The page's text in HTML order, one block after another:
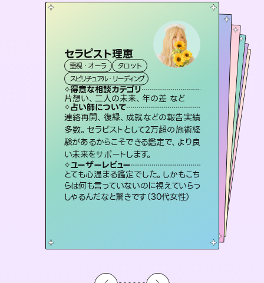
セラピスト理恵
霊視・オーラ
タロット
スピリチュアル・リーディング
得意な相談カテゴリ
片想い、二人の未来、年の差 など
占い師について
連絡再開、復縁、成就などの報告実績
多数。セラピストとして2万超の施術経
験があるからこそできる鑑定で、より良
い未来をサポートします。
ユーザーレビュー
とても心温まる鑑定でした。しかもこち
らは何も言っていないのに視えていらっ
しゃるんだなと驚きです（30代女性）
未来視師＊花
霊視・オーラ 心理学
スピリチュアル・リーディング
得意な相談カテゴリ
出逢い、片想い、復縁 など
占い師について
未来には何パターンもの選択肢があり
ます。不安で視えにくくなっているあな
たの素敵な未来を見つけ、その未来を
選択できるようアドバイスします。
ユーザーレビュー
職場の人の性質や人間関係、本心など
本当によく視えていてびっくり。対策が
打てて前向きになれます（40代）
桃源珠羽（とうげんみう）
霊視・オーラ
スピリチュアル・リーディング
得意な相談カテゴリ
片想い、あの人の気持ち、復縁 など
占い師について
恋愛のお悩みの中でも特に「曖昧な関
係」の相談を得意としており、友達以上
恋人未満なお相手との今後や本音を丁
寧に読み解き恋愛成就へと導きます。
ユーザーレビュー
鑑定していただいてアドバイス通りに行
動すると仲が復活してきました。ありが
とうございました（40代 女性）
彗望（すいぼう
霊視・オーラ
スピリチュアル・リーディング
得意な相談カテゴリ
片想い、あの人の気持ち、復縁 など
占い師について
3,700年以上の歴史を持つ東洋最古の占術「易占」で詳細まで占い、幸せへ向かう道筋を示します。厳しい結果にも具体的な対策をお伝えします。
ユーザーレビュー
複雑な背景もしっかり聞いて鑑定して
いただけました。気持ちが楽になりまし
た（50代 女性）
アイリス -iris-
西洋占星術
ルーン
得意な相談カテゴリ
恋愛総合、片想い、二人の未来 など
占い師について
復縁、恋愛、不倫の行方、同性愛や片
思い、仕事関係や借金問題まで知りた
いことや心の負担になっていることを
紐解き、背中をそっと押して導きます。
ユーザーレビュー
安心感のあり、言い切ってくれる所や濁
さない鑑定のおかげで、毎回自分の気
持ちを整えられます（30代 男性）
おう 霊感オラクル
霊視・オーラ
オラクルカード
得意な相談カテゴリ
恋愛総合、あの人の気持ち など
占い師について
霊視×オラクルカードを使って「今」と
「未来」そして「気になるあの人の気持
ち」まで丁寧に読み解き、恋や人生のヒ
ントを優しく引き出します。
ユーザーレビュー
不安な気持ちが嘘みたいに晴れまし
た…！よく視えていらっしゃるんだなと
感じました（40代 女性）